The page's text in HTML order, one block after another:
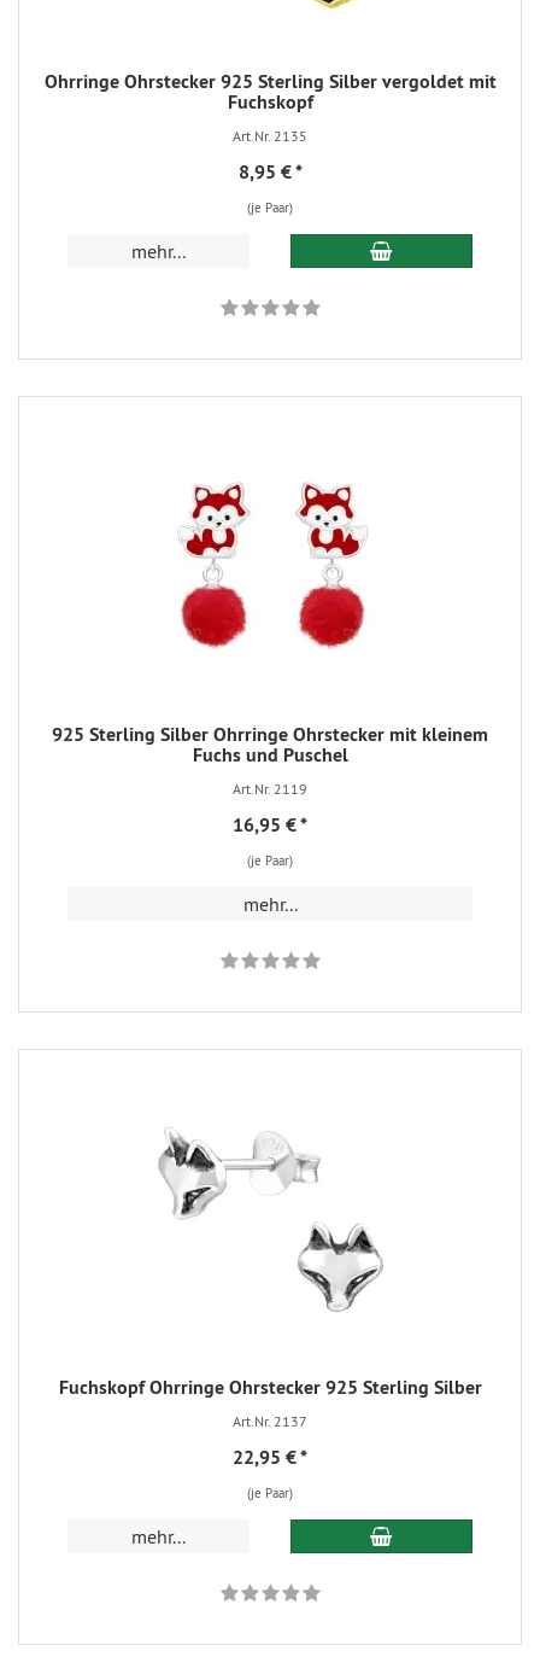
Ohrringe Ohrstecker 925 Sterling Silber vergoldet mit
Fuchskopf
Art.Nr. 2135
8,95 €*
(je Paar)
mehr...
925 Sterling Silber Ohrringe Ohrstecker mit kleinem
Fuchs und Puschel
Art.Nr. 2119
16,95 €*
(je Paar)
mehr...
Fuchskopf Ohrringe Ohrstecker 925 Sterling Silber
Art.Nr. 2137
22,95 €*
(je Paar)
mehr...